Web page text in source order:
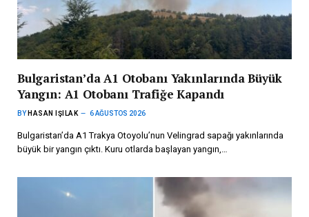
Bulgaristan’da A1 Otobanı Yakınlarında Büyük
Yangın: A1 Otobanı Trafiğe Kapandı
BY HASAN IŞILAK 6 AĞUSTOS 2026
Bulgaristan’da A1 Trakya Otoyolu’nun Velingrad sapağı yakınlarında
büyük bir yangın çıktı. Kuru otlarda başlayan yangın,…